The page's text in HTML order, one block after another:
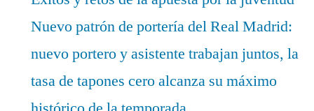
Nuevo patrón de portería del Real Madrid:
nuevo portero y asistente trabajan juntos, la
tasa de tapones cero alcanza su máximo